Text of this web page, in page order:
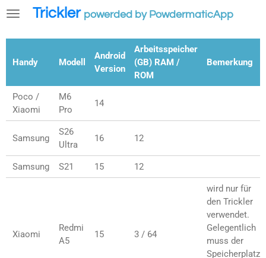
Zum
springen
Trickler powerded by PowdermaticApp
Handy Modell
Android
Version
Arbeitsspeicher
(GB) RAM /
ROM
Bemerkung
Poco /
Xiaomi
M6
Pro
14
Samsung
S26
Ultra
16 12
Samsung S21 15 12
Xiaomi
Redmi
A5
15 3 / 64
wird nur für
den Trickler
verwendet.
Gelegentlich
muss der
Speicherplatz